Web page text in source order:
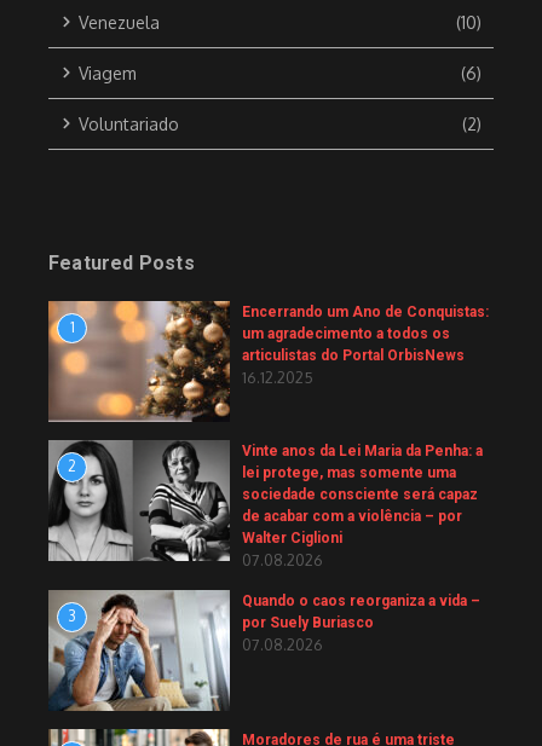
Venezuela (10)
Viagem (6)
Voluntariado (2)
Featured Posts
1
Encerrando um Ano de Conquistas:
um agradecimento a todos os
articulistas do Portal OrbisNews
16.12.2025
2
Vinte anos da Lei Maria da Penha: a
lei protege, mas somente uma
sociedade consciente será capaz
de acabar com a violência – por
Walter Ciglioni
07.08.2026
3
Quando o caos reorganiza a vida –
por Suely Buriasco
07.08.2026
Moradores de rua é uma triste